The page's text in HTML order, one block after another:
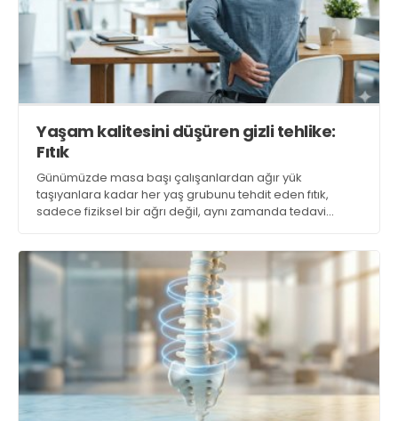
Yaşam kalitesini düşüren gizli tehlike:
Fıtık
Günümüzde masa başı çalışanlardan ağır yük
taşıyanlara kadar her yaş grubunu tehdit eden fıtık,
sadece fiziksel bir ağrı değil, aynı zamanda tedavi
ağrılarını hafife almamak gerektiği konusunda uyarıyor